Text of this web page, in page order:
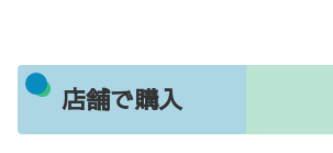
店舗で購入